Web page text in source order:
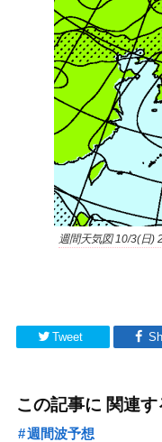
週間天気図 10/3(日)
Tweet
この記事に 関連
週間波予想